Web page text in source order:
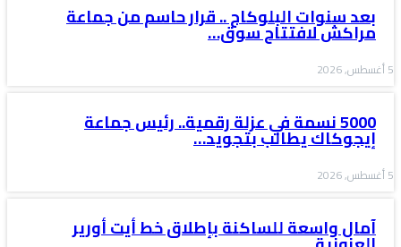
بعد سنوات البلوكاج .. قرار حاسم من جماعة
مراكش لافتتاح سوق…
5 أغسطس, 2026
5000 نسمة في عزلة رقمية.. رئيس جماعة
إيجوكاك يطالب بتجويد…
5 أغسطس, 2026
آمال واسعة للساكنة بإطلاق خط أيت أورير